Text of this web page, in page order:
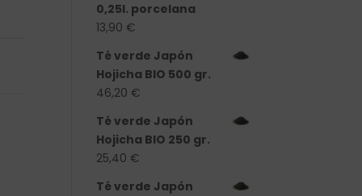
0,25l. porcelana
13,90 €
Té verde Japón
Hojicha BIO 500 gr.
46,20 €
Té verde Japón
Hojicha BIO 250 gr.
25,40 €
Té verde Japón